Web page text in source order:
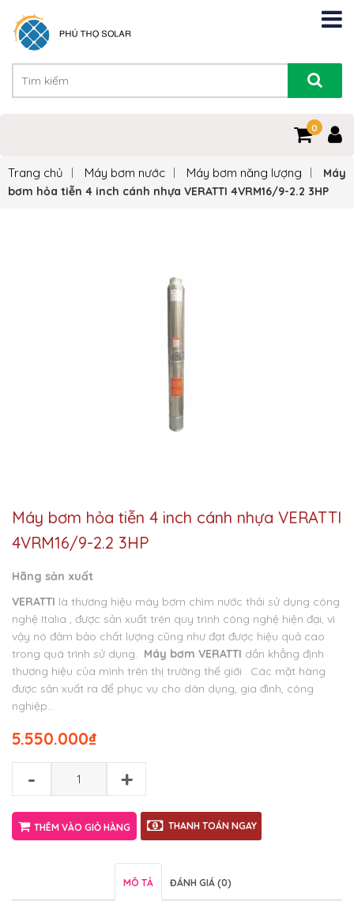
0
Trang chủ Máy bơm nước Máy bơm năng lượng
Máy
bơm hỏa tiễn 4 inch cánh nhựa VERATTI 4VRM16/9-2.2 3HP
Máy bơm hỏa tiễn 4 inch cánh nhựa VERATTI
4VRM16/9-2.2 3HP
Hãng sản xuất
VERATTI là thương hiệu máy bơm chìm nước thải sử dụng công
nghệ Italia , được sản xuất trên quy trình công nghệ hiện đại, vì
vậy nó đảm bảo chất lượng cũng như đạt được hiệu quả cao
trong quá trình sử dụng. Máy bơm VERATTI dần khẳng định
thương hiệu của mình trên thị trường thế giới . Các mặt hàng
được sản xuất ra để phục vụ cho dân dụng, gia đình, công
nghiệp…
₫
5.550.000
- +
THÊM VÀO GIỎ HÀNG THANH TOÁN NGAY
MÔ TẢ ĐÁNH GIÁ (0)